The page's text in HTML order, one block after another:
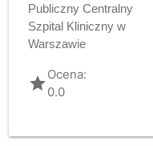
Publiczny Centralny
Szpital Kliniczny w
Warszawie
gradeOcena:
0.0